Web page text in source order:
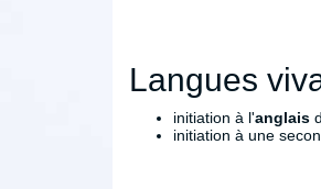
Langues
initiation à l'anglais
initiation à une